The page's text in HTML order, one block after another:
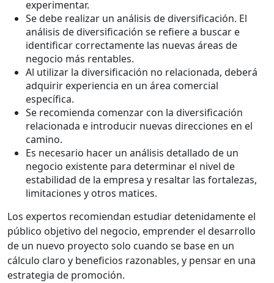
experimentar.
Se debe realizar un análisis de diversificación. El
análisis de diversificación se refiere a buscar e
identificar correctamente las nuevas áreas de
negocio más rentables.
Al utilizar la diversificación no relacionada, deberá
adquirir experiencia en un área comercial
específica.
Se recomienda comenzar con la diversificación
relacionada e introducir nuevas direcciones en el
camino.
Es necesario hacer un análisis detallado de un
negocio existente para determinar el nivel de
estabilidad de la empresa y resaltar las fortalezas,
limitaciones y otros matices.
Los expertos recomiendan estudiar detenidamente el
público objetivo del negocio, emprender el desarrollo
de un nuevo proyecto solo cuando se base en un
cálculo claro y beneficios razonables, y pensar en una
estrategia de promoción.